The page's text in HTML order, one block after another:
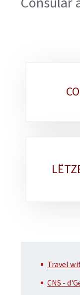
Travel
CNS -